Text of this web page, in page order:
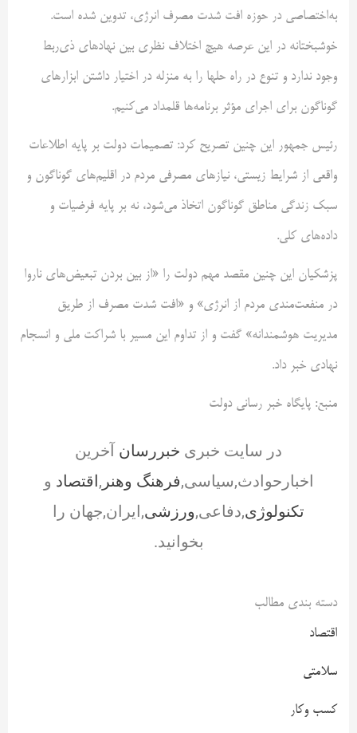
به‌اختصاصی در حوزه افت شدت مصرف انرژی، تدوین شده است.
خوشبختانه در این عرصه هیچ اختلاف نظری بین نهادهای ذی‌ربط
وجود ندارد و تنوع در راه حلها را به منزله در اختیار داشتن ابزارهای
گوناگون برای اجرای مؤثر برنامه‌ها قلمداد می‌کنیم.
رئیس جمهور این چنین تصریح کرد: تصمیمات دولت بر پایه اطلاعات
واقعی از شرایط زیستی، نیازهای مصرفی مردم در اقلیم‌های گوناگون و
سبک زندگی مناطق گوناگون اتخاذ می‌شود، نه بر پایه فرضیات و
داده‌های کلی.
پزشکیان این چنین مقصد مهم دولت را «از بین بردن تبعیض‌های ناروا
در منفعت‌مندی مردم از انرژی» و «افت شدت مصرف از طریق
مدیریت هوشمندانه» گفت و از تداوم این مسیر با شراکت ملی و انسجام
نهادی خبر داد.
منبع: پایگاه خبر رسانی دولت
در سایت خبری خبررسان آخرین
اخبارحوادث,سیاسی,فرهنگ وهنر ,اقتصاد و
تکنولوژی,دفاعی,ورزشی,ایران,جهان را
بخوانید.
دسته بندی مطالب
اقتصاد
سلامتی
کسب وکار